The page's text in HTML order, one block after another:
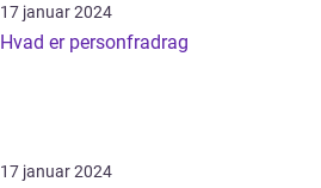
17 januar 2024
Hvad er personfradrag
17 januar 2024